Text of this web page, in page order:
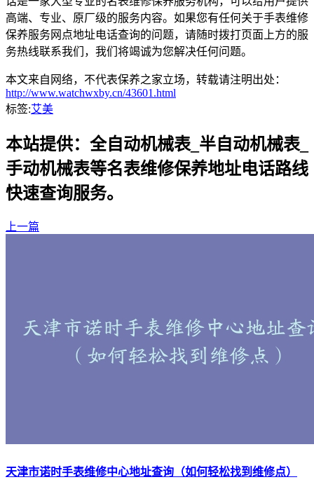
高端、专业、原厂级的服务内容。如果您有任何关于手表维修
保养服务网点地址电话查询的问题，请随时拨打页面上方的服
务热线联系我们，我们将竭诚为您解决任何问题。
本文来自网络，不代表保养之家立场，转载请注明出处：
http://www.watchwxby.cn/43601.html
标签:艾美
本站提供：全自动机械表_半自动机械表_
手动机械表等名表维修保养地址电话路线
快速查询服务。
上一篇
天津市诺时手表维修中心地址查询（如何轻松找到维修点）